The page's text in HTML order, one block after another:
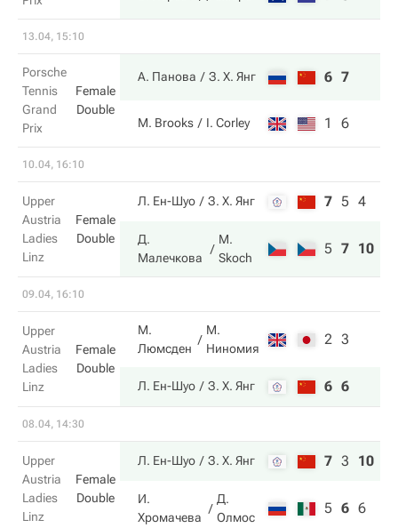
13.04, 15:10
Porsche
Tennis
Grand
Prix
Female
Double
А. Панова З. Х. Янг 6 7
M. Brooks I. Corley 1 6
10.04, 16:10
Upper
Austria
Ladies
Linz
Female
Double
Л. Ен-Шуо З. Х. Янг 7 5 4
Д.
Малечкова
M.
Skoch
5 7 10
09.04, 16:10
Upper
Austria
Ladies
Linz
Female
Double
М.
Люмсден
М.
Ниномия
2 3
Л. Ен-Шуо З. Х. Янг 6 6
08.04, 14:30
Upper
Austria
Ladies
Linz
Female
Double
Л. Ен-Шуо З. Х. Янг 7 3 10
И.
Хромачева
Д.
Олмос
5 6 6